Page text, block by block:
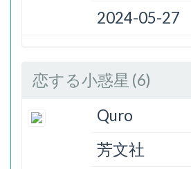
2024-05-27
恋する小惑星 (6)
Quro
芳文社